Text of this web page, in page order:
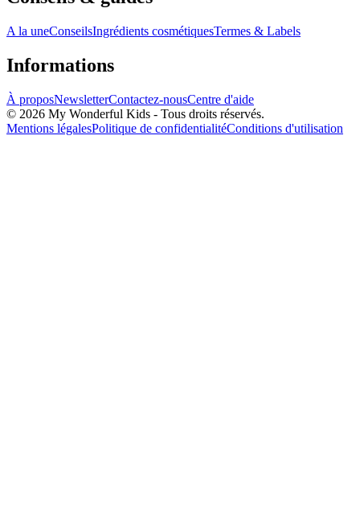
A la uneConseilsIngrédients cosmétiquesTermes & Labels
Informations
À proposNewsletterContactez-nousCentre d'aide
© 2026 My Wonderful Kids - Tous droits réservés.
Mentions légalesPolitique de confidentialitéConditions d'utilisation